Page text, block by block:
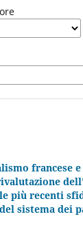
francese
più recenti
sistema dei